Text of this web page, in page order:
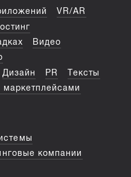
VR/AR
Видео
Дизайн PR
Тексты
маркетплейсами
компании